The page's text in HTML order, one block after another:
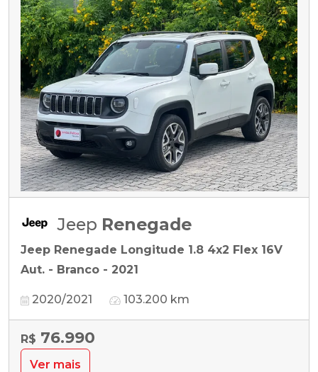
Jeep Renegade
Jeep Renegade Longitude 1.8 4x2 Flex 16V
Aut. - Branco - 2021
2020/2021 103.200 km
R$ 76.990
Ver mais